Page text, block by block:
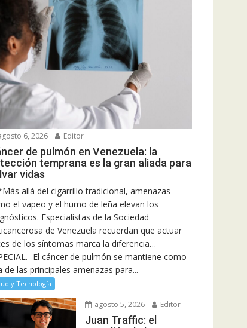
6, 2026 Editor
de pulmón en Venezuela: la
temprana es la gran aliada para
vidas
allá del cigarrillo tradicional, amenazas
el vapeo y el humo de leña elevan los
Especialistas de la Sociedad
de Venezuela recuerdan que actuar
de los síntomas marca la diferencia…
El cáncer de pulmón se mantiene como
de las principales amenazas para...
y Tecnología
agosto 5, 2026 Editor
Juan Traffic: el